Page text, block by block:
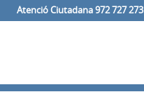
Atenció Ciutadana 972 727 273